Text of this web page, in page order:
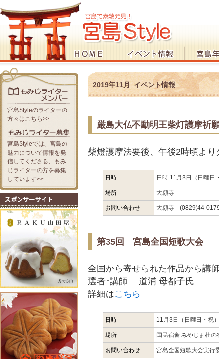
2019年11月 イベント情報
厳島大仏不動明王柴灯護摩祈
柴燈護摩法要後、午後2時頃よ
日時 日時 11月3日（日曜日
場所 大願寺
お問い合わせ 大願寺 (0829)44-
第35回 宮島全国短歌大会
全国から寄せられた作品から講
選者･講師 道浦 母都子氏
詳細はこちら
日時 11月3日（日曜日・祝
場所 国民宿舎 みやじま杜の
お問い合わせ 宮島全国短歌大会実行
宮島Styleのライターの
方々はこちら>>
宮島Styleでは、宮島の
魅力について情報を発
信してくださる、もみ
じライターの方を募集
しています>>